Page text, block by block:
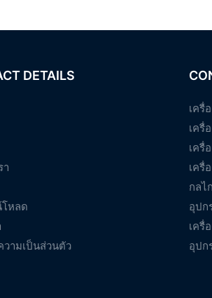
DETAILS
า
โหลด
วามเป็นส่วนตัว
เครื่
เครื่
เครื่
เครื่
กลไ
อุปก
เครื่
อุปก